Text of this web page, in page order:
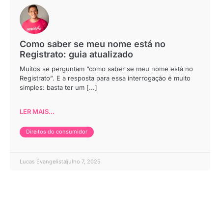
Como saber se meu nome está no
Registrato: guia atualizado
Muitos se perguntam “como saber se meu nome está no
Registrato”. E a resposta para essa interrogação é muito
simples: basta ter um [...]
LER MAIS...
Direitos do consumidor
Lucas Evangelistajulho 7, 2025